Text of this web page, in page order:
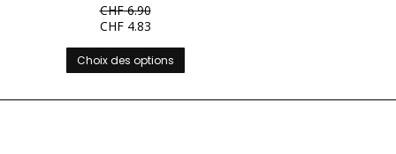
CHF6.90
CHF4.83
Choix des options
Ce
produit
plusieurs